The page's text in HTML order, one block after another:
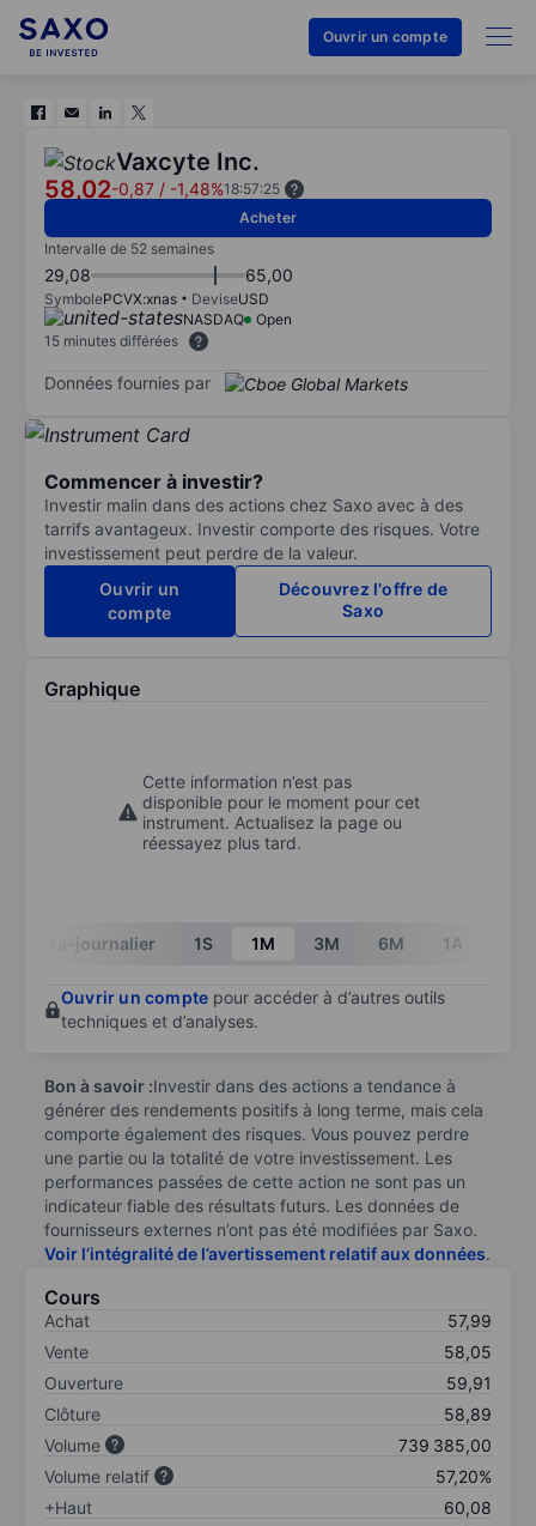
Ouvrir un compte
Vaxcyte Inc.
58,02-0,87 / -1,48%18:57:25
Acheter
Intervalle de 52 semaines
29,08 65,00
SymbolePCVX:xnas DeviseUSD
NASDAQ
Open
15 minutes différées
Données fournies par
Commencer à investir?
Investir malin dans des actions chez Saxo avec à des
tarrifs avantageux. Investir comporte des risques. Votre
investissement peut perdre de la valeur.
Ouvrir un
compte
Découvrez l'offre de
Saxo
Graphique
Cette information n’est pas
disponible pour le moment pour cet
instrument. Actualisez la page ou
réessayez plus tard.
Intra-journalier 1S 1M 3M 6M 1A
Ouvrir un compte pour accéder à d’autres outils
techniques et d’analyses.
Bon à savoir :Investir dans des actions a tendance à
générer des rendements positifs à long terme, mais cela
comporte également des risques. Vous pouvez perdre
une partie ou la totalité de votre investissement. Les
performances passées de cette action ne sont pas un
indicateur fiable des résultats futurs. Les données de
fournisseurs externes n’ont pas été modifiées par Saxo.
Voir l’intégralité de l’avertissement relatif aux données.
Cours
Achat
57,99
Vente
58,05
Ouverture
59,91
Clôture
58,89
Volume
739 385,00
Volume relatif
57,20%
+Haut
60,08